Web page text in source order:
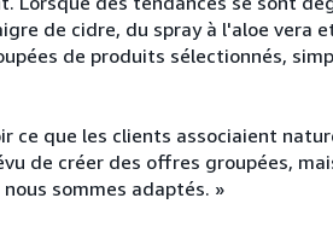
de cidre, du spray à l'aloe vera
de produits sélectionnés,
ce que les clients associaient
de créer des offres groupées,
sommes adaptés. »